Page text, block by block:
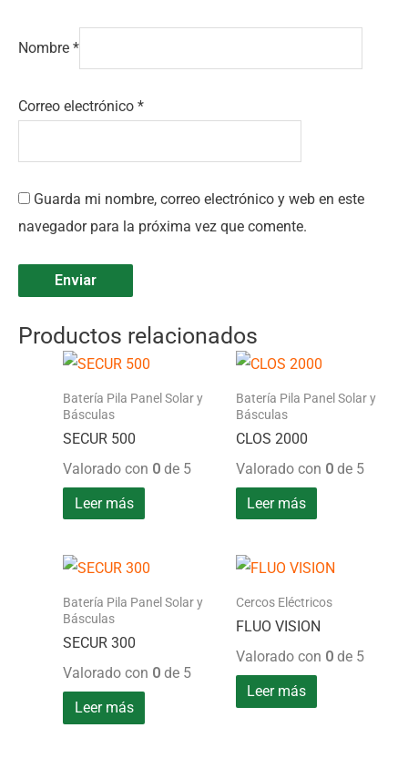
Nombre *
Correo electrónico *
Guarda mi nombre, correo electrónico y web en este
navegador para la próxima vez que comente.
Productos relacionados
Batería Pila Panel Solar y
Básculas
SECUR 500
Valorado con 0 de 5
Leer más
Batería Pila Panel Solar y
Básculas
CLOS 2000
Valorado con 0de 5
Leer más
Batería Pila Panel Solar y
Básculas
SECUR 300
Valorado con 0 de 5
Leer más
Cercos Eléctricos
FLUO VISION
Valorado con 0de 5
Leer más